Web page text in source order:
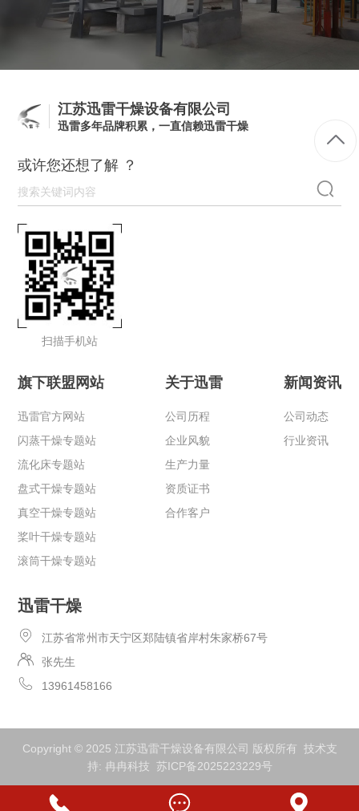
江苏迅雷干燥设备有限公司
迅雷多年品牌积累，一直信赖迅雷干燥
或许您还想了解 ？
扫描手机站
旗下联盟网站
迅雷官方网站
闪蒸干燥专题站
流化床专题站
盘式干燥专题站
真空干燥专题站
桨叶干燥专题站
滚筒干燥专题站
关于迅雷
公司历程
企业风貌
生产力量
资质证书
合作客户
新闻资讯
公司动态
行业资讯
迅雷干燥
江苏省常州市天宁区郑陆镇省岸村朱家桥67号
张先生
13961458166
Copyright © 2025 江苏迅雷干燥设备有限公司 版权所有 技术支
持: 冉冉科技 苏ICP备2025223229号